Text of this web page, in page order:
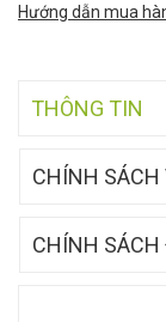
Hướng dẫn mua
THÔNG TIN
CHÍNH SÁCH
CHÍNH SÁCH